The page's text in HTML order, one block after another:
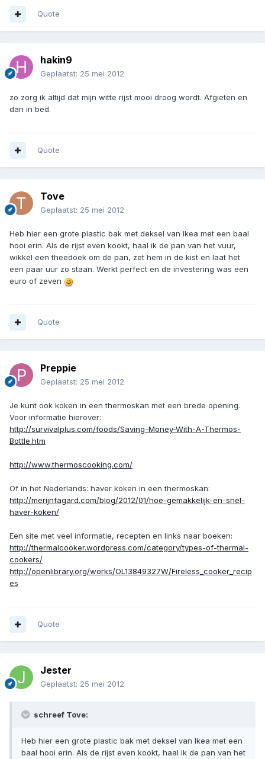
Quote
hakin9
Geplaatst: 25 mei 2012
zo zorg ik altijd dat mijn witte rijst mooi droog wordt. Afgieten en
dan in bed.
Quote
Tove
Geplaatst: 25 mei 2012
Heb hier een grote plastic bak met deksel van Ikea met een baal
hooi erin. Als de rijst even kookt, haal ik de pan van het vuur,
wikkel een theedoek om de pan, zet hem in de kist en laat het
een paar uur zo staan. Werkt perfect en de investering was een
euro of zeven
Quote
Preppie
Geplaatst: 25 mei 2012
Je kunt ook koken in een thermoskan met een brede opening.
Voor informatie hierover:
http://survivalplus.com/foods/Saving-Money-With-A-Thermos-
Bottle.htm
http://www.thermoscooking.com/
Of in het Nederlands: haver koken in een thermoskan:
http://merijnfagard.com/blog/2012/01/hoe-gemakkelijk-en-snel-
haver-koken/
Een site met veel informatie, recepten en links naar boeken:
http://thermalcooker.wordpress.com/category/types-of-thermal-
cookers/
http://openlibrary.org/works/OL13849327W/Fireless_cooker_recip
es
Quote
Jester
Geplaatst: 25 mei 2012
schreef Tove:
Heb hier een grote plastic bak met deksel van Ikea met een
baal hooi erin. Als de rijst even kookt, haal ik de pan van het